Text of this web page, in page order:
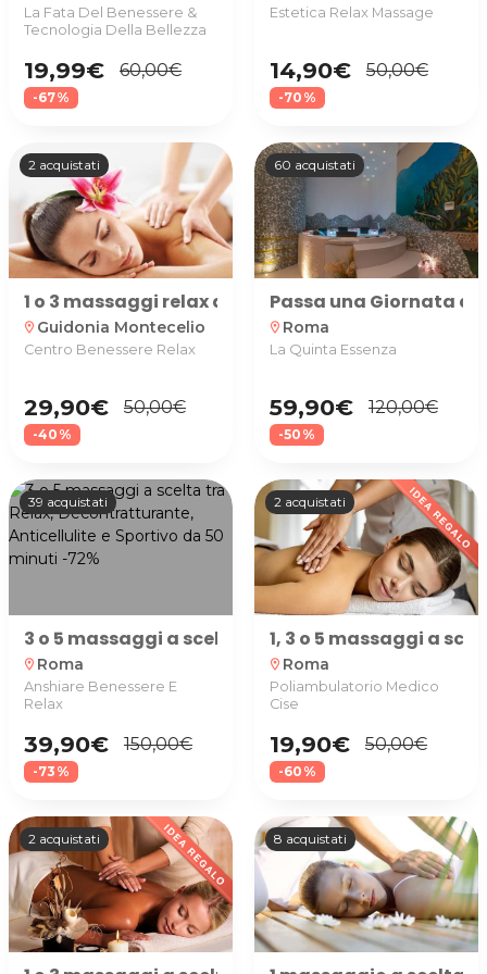
La Fata Del Benessere &
Tecnologia Della Bellezza
19,99€ 60,00€
-67%
Estetica Relax Massage
14,90€ 50,00€
-70%
2 acquistati
1 o 3 massaggi relax da 45 minuti presso Centro
location_on Guidonia Montecelio
Centro Benessere Relax
29,90€ 50,00€
-40%
60 acquistati
Passa una Giornata da
location_on Roma
La Quinta Essenza
59,90€ 120,00€
-50%
39 acquistati
3 o 5 massaggi a scelta tra Relax,
location_on Roma
Anshiare Benessere E
Relax
39,90€ 150,00€
-73%
2 acquistati
1, 3 o 5 massaggi a
location_on Roma
Poliambulatorio Medico
Cise
19,90€ 50,00€
-60%
2 acquistati 8 acquistati